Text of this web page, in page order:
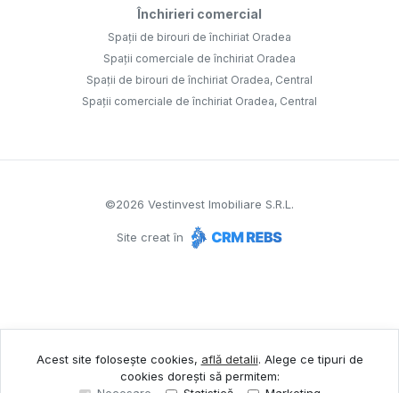
Închirieri comercial
Spații de birouri de închiriat Oradea
Spații comerciale de închiriat Oradea
Spații de birouri de închiriat Oradea, Central
Spații comerciale de închiriat Oradea, Central
©2026 Vestinvest Imobiliare S.R.L.
Site creat în
Acest site folosește cookies, află detalii. Alege ce tipuri de
cookies dorești să permitem: